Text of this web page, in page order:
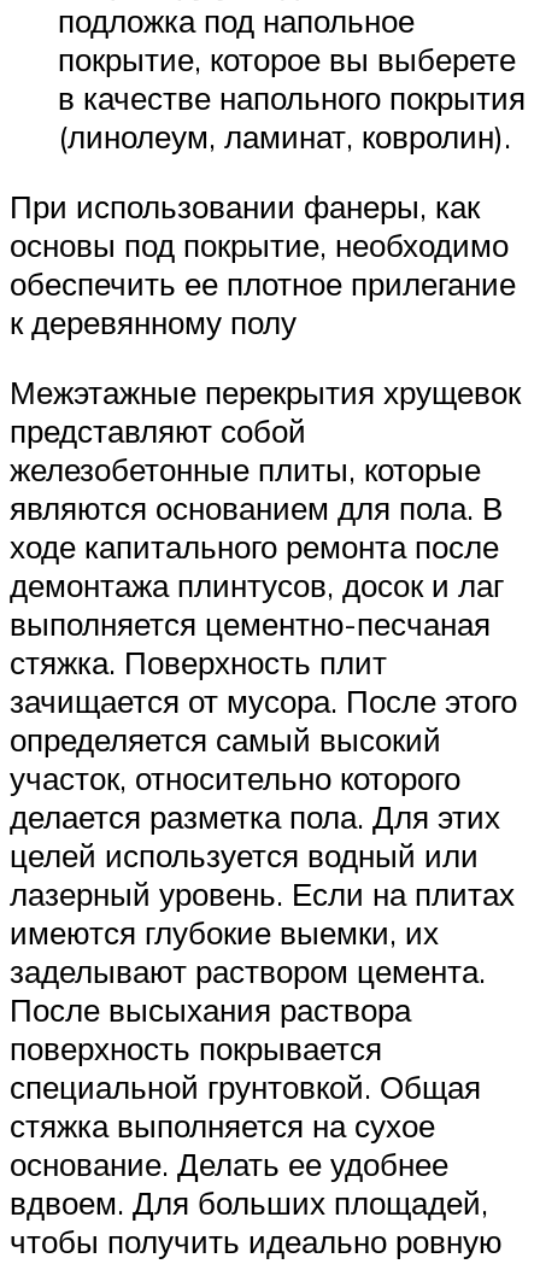
подложка под напольное
покрытие, которое вы выберете
в качестве напольного покрытия
(линолеум, ламинат, ковролин).
При использовании фанеры, как
основы под покрытие, необходимо
обеспечить ее плотное прилегание
к деревянному полу
Межэтажные перекрытия хрущевок
представляют собой
железобетонные плиты, которые
являются основанием для пола. В
ходе капитального ремонта после
демонтажа плинтусов, досок и лаг
выполняется цементно-песчаная
стяжка. Поверхность плит
зачищается от мусора. После этого
определяется самый высокий
участок, относительно которого
делается разметка пола. Для этих
целей используется водный или
лазерный уровень. Если на плитах
имеются глубокие выемки, их
заделывают раствором цемента.
После высыхания раствора
поверхность покрывается
специальной грунтовкой. Общая
стяжка выполняется на сухое
основание. Делать ее удобнее
вдвоем. Для больших площадей,
чтобы получить идеально ровную